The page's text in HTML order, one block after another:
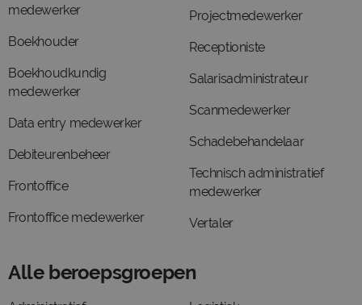
medewerker
Boekhouder
Boekhoudkundig
medewerker
Data entry medewerker
Debiteurenbeheer
Frontoffice
Frontoffice medewerker
Projectmedewerker
Receptioniste
Salarisadministrateur
Scanmedewerker
Schadebehandelaar
Technisch administratief
medewerker
Vertaler
Alle beroepsgroepen